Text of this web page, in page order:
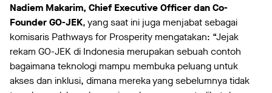
Nadiem Makarim, Chief Executive Officer dan Co-
Founder GO-JEK, yang saat ini juga menjabat sebagai
komisaris Pathways for Prosperity mengatakan: “Jejak
rekam GO-JEK di Indonesia merupakan sebuah contoh
bagaimana teknologi mampu membuka peluang untuk
akses dan inklusi, dimana mereka yang sebelumnya tidak